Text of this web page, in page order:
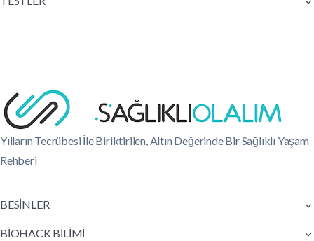
Yılların Tecrübesi İle Biriktirilen, Altın Değerinde Bir Sağlıklı Yaşam
Rehberi
BESİNLER
BİOHACK BİLİMİ